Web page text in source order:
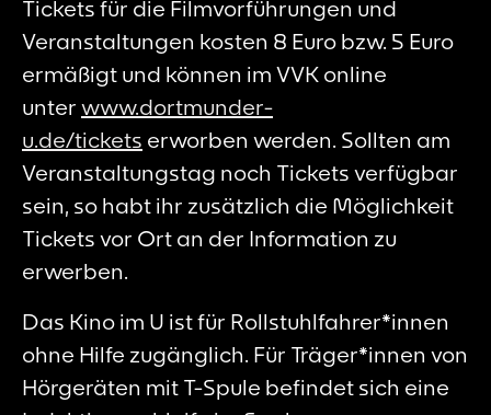
Tickets für die Filmvorführungen und
Veranstaltungen kosten 8 Euro bzw. 5 Euro
ermäßigt und können im VVK online
unter www.dortmunder-
u.de/tickets erworben werden. Sollten am
Veranstaltungstag noch Tickets verfügbar
sein, so habt ihr zusätzlich die Möglichkeit
Tickets vor Ort an der Information zu
erwerben.
Das Kino im U ist für Rollstuhlfahrer*innen
ohne Hilfe zugänglich. Für Träger*innen von
Hörgeräten mit T-Spule befindet sich eine